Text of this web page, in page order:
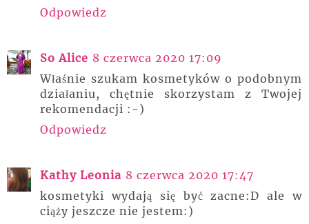
Odpowiedz
So Alice 8 czerwca 2020 17:09
Właśnie szukam kosmetyków o podobnym
działaniu, chętnie skorzystam z Twojej
rekomendacji :-)
Odpowiedz
Kathy Leonia 8 czerwca 2020 17:47
kosmetyki wydają się być zacne:D ale w
ciąży jeszcze nie jestem:)